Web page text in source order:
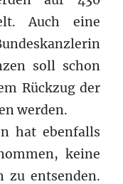
Auch eine
soll schon
Rückzug der
werden.
hat ebenfalls
keine
zu entsenden.